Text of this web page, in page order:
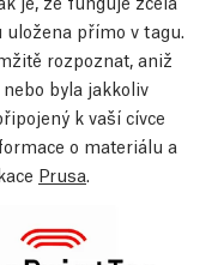
přímo v tagu.
rozpoznat, aniž
byla jakkoliv
k vaší cívce
o materiálu a
Prusa